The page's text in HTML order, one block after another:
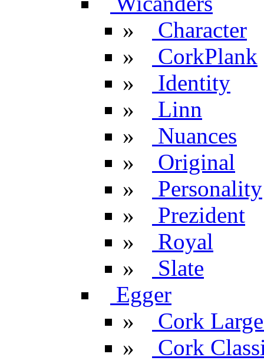
»
Character
»
CorkPlank
»
Identity
»
Linn
»
Nuances
»
Original
»
Personality
»
Prezident
»
Royal
»
Slate
Egger
»
Cork
»
Cork